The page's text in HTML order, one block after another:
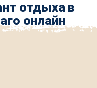
отдыха в
онлайн